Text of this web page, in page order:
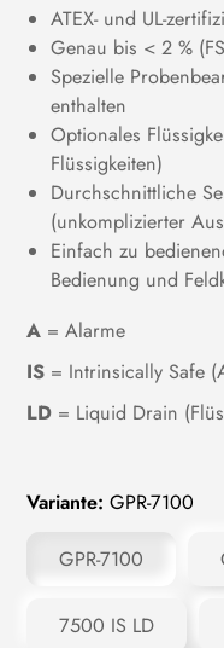
ATEX- und UL-
Genau bis < 2 %
Spezielle
enthalten
Optionales
Flüssigkeiten)
Durchschnittliche
(unkomplizierter
Einfach zu
Bedienung und
A = Alarme
IS = Intrinsically Safe
LD = Liquid Drain
Variante: GPR-7100
GPR-7100
7500 IS LD